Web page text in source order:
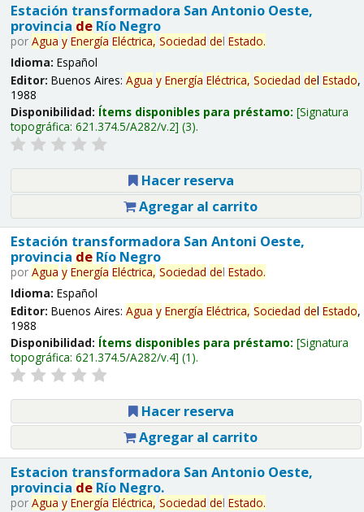
Estación transformadora San Antonio Oeste,
provincia deRío Negro
por Agua y Energía Eléctrica, Sociedad del Estado.
Idioma: Español
Editor: Buenos Aires: Agua y Energía Eléctrica, Sociedad del Estado,
1988
Disponibilidad: Ítems disponibles para préstamo: Signatura
topográfica: 621.374.5/A282/v.2 (3).
Hacer reserva
Agregar al carrito
Estación transformadora San Antoni Oeste,
provincia deRío Negro
por Agua y Energía Eléctrica, Sociedad del Estado.
Idioma: Español
Editor: Buenos Aires: Agua y Energía Eléctrica, Sociedad del Estado,
1988
Disponibilidad: Ítems disponibles para préstamo: Signatura
topográfica: 621.374.5/A282/v.4 (1).
Hacer reserva
Agregar al carrito
Estacion transformadora San Antonio Oeste,
provincia deRío Negro.
por Agua y Energía Eléctrica, Sociedad del Estado.